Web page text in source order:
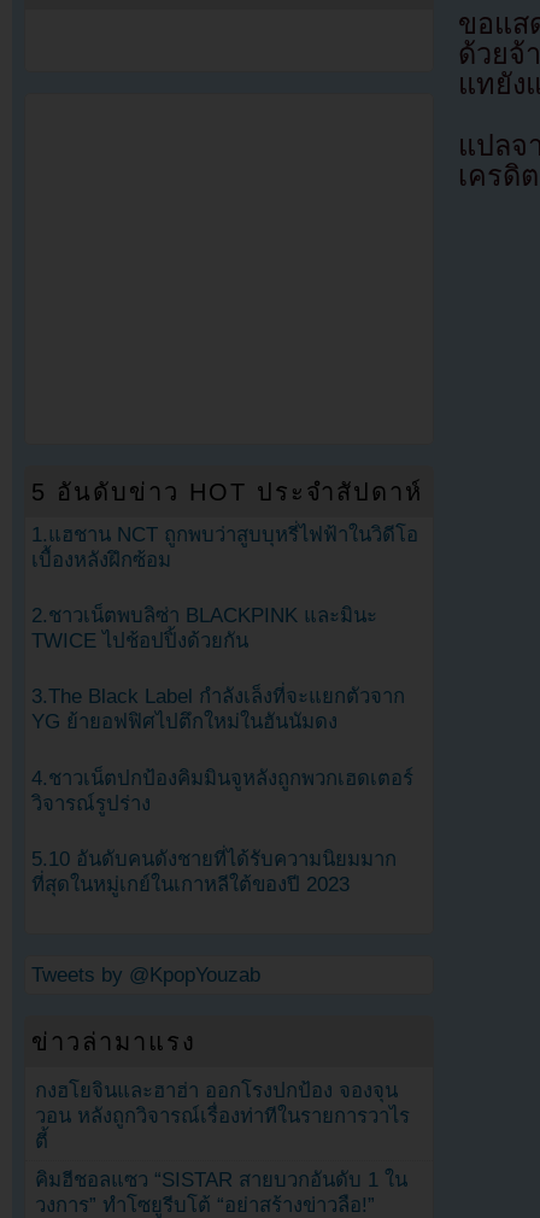
ขอแส
ด้วยจ้
แทยัง
แปลจ
เครดิ
5 อันดับข่าว HOT ประจำสัปดาห์
1.แฮชาน NCT ถูกพบว่าสูบบุหรี่ไฟฟ้าในวิดีโอ
เบื้องหลังฝึกซ้อม
2.ชาวเน็ตพบลิซ่า BLACKPINK และมินะ
TWICE ไปช้อปปิ้งด้วยกัน
3.The Black Label กำลังเล็งที่จะแยกตัวจาก
YG ย้ายอฟฟิศไปตึกใหม่ในฮันนัมดง
4.ชาวเน็ตปกป้องคิมมินจูหลังถูกพวกเฮดเตอร์
วิจารณ์รูปร่าง
5.10 อันดับคนดังชายที่ได้รับความนิยมมาก
ที่สุดในหมู่เกย์ในเกาหลีใต้ของปี 2023
Tweets by @KpopYouzab
ข่าวล่ามาแรง
กงฮโยจินและฮาฮ่า ออกโรงปกป้อง จองจุน
วอน หลังถูกวิจารณ์เรื่องท่าทีในรายการวาไร
ตี้
คิมฮีชอลแซว “SISTAR สายบวกอันดับ 1 ใน
วงการ” ทำโซยูรีบโต้ “อย่าสร้างข่าวลือ!”